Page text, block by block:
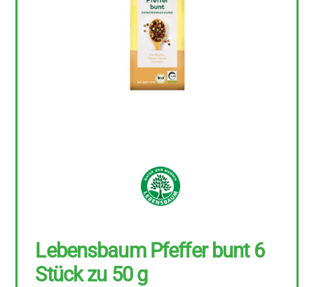
Lebensbaum Pfeffer bunt 6
Stück zu 50 g